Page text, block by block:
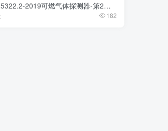
2019可燃气体探测器-第2部分
182
2019可燃气体探测器-第2部分
182